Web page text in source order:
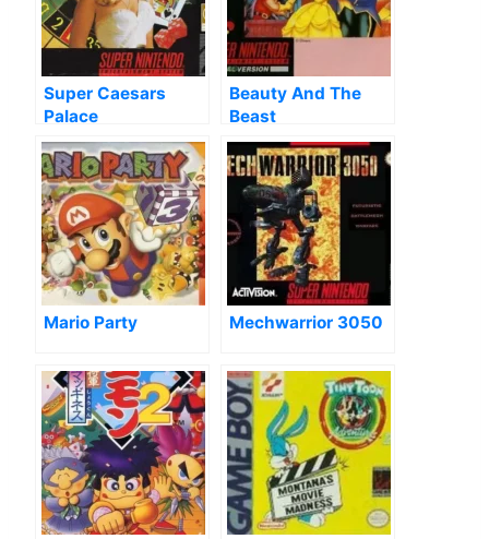
Super Caesars
Palace
Beauty And The
Beast
Mario Party Mechwarrior 3050